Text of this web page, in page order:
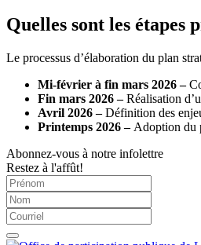
Quelles sont les étapes
Le processus d’élaboration du plan
Mi-février à fin mars 2026 –
Fin mars 2026 –Réalisation
Avril 2026 –Définition des
Printemps 2026 – Adoption du
Abonnez-vous à notre infolettre
Restez à l'affût!